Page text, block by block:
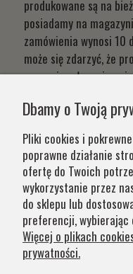
produkowane są na
posiadamy na
zamówienia wynosi 10
może się zdarzyć, że
czym niezwłocznie
chęci zapewnienia jak
na zamówienie jest
nasze lampy warto
Kategorie
Obsługa klienta
Dbamy o Twoją
Pliki cookies i
poprawne działanie
ofertę do Twoich
wykorzystanie przez
do sklepu lub
preferencji, wybierając
Więcej o plikach
prywatności.